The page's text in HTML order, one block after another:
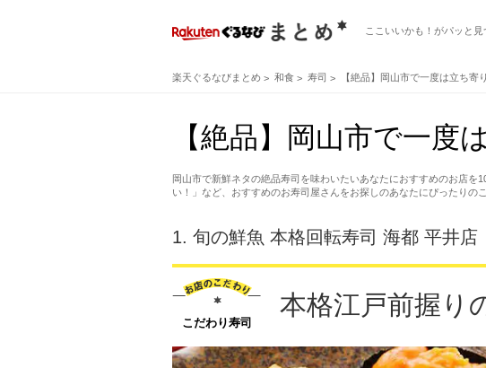
ここいいかも！がパッと
楽天ぐるなびまとめ 和食 寿司 【絶品】岡山市で一度は立ち寄
【絶品】岡山市で一度
岡山市で新鮮ネタの絶品寿司を味わいたいあなたにおすすめのお店
い！」など、おすすめのお寿司屋さんをお探しのあなたにぴったりの
1. 旬の鮮魚 本格回転寿司 海都 平井店
こだわり寿司
本格江戸前握り